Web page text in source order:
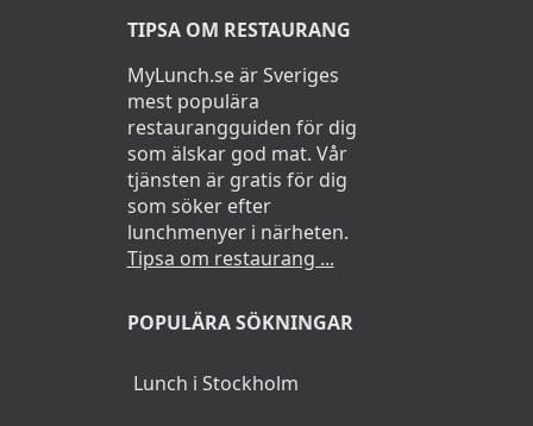
TIPSA OM RESTAURANG
MyLunch.se är Sveriges
mest populära
restaurangguiden för dig
som älskar god mat. Vår
tjänsten är gratis för dig
som söker efter
lunchmenyer i närheten.
Tipsa om restaurang ...
POPULÄRA SÖKNINGAR
Lunch i Stockholm